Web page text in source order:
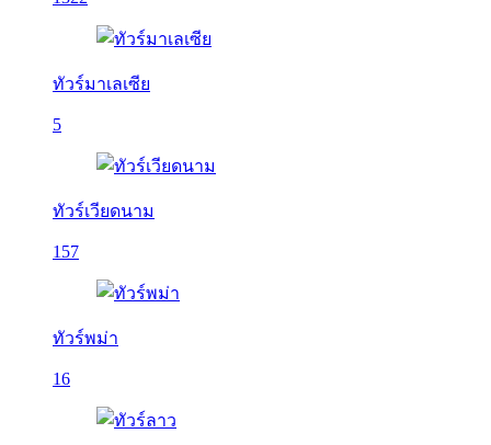
ทัวร์มาเลเซีย
5
ทัวร์เวียดนาม
157
ทัวร์พม่า
16